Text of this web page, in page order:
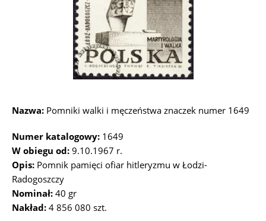
Nazwa: Pomniki walki i męczeństwa znaczek numer 1649
Numer katalogowy: 1649
W obiegu od: 9.10.1967 r.
Opis: Pomnik pamięci ofiar hitleryzmu w Łodzi-
Radogoszczy
Nominał: 40 gr
Nakład: 4 856 080 szt.